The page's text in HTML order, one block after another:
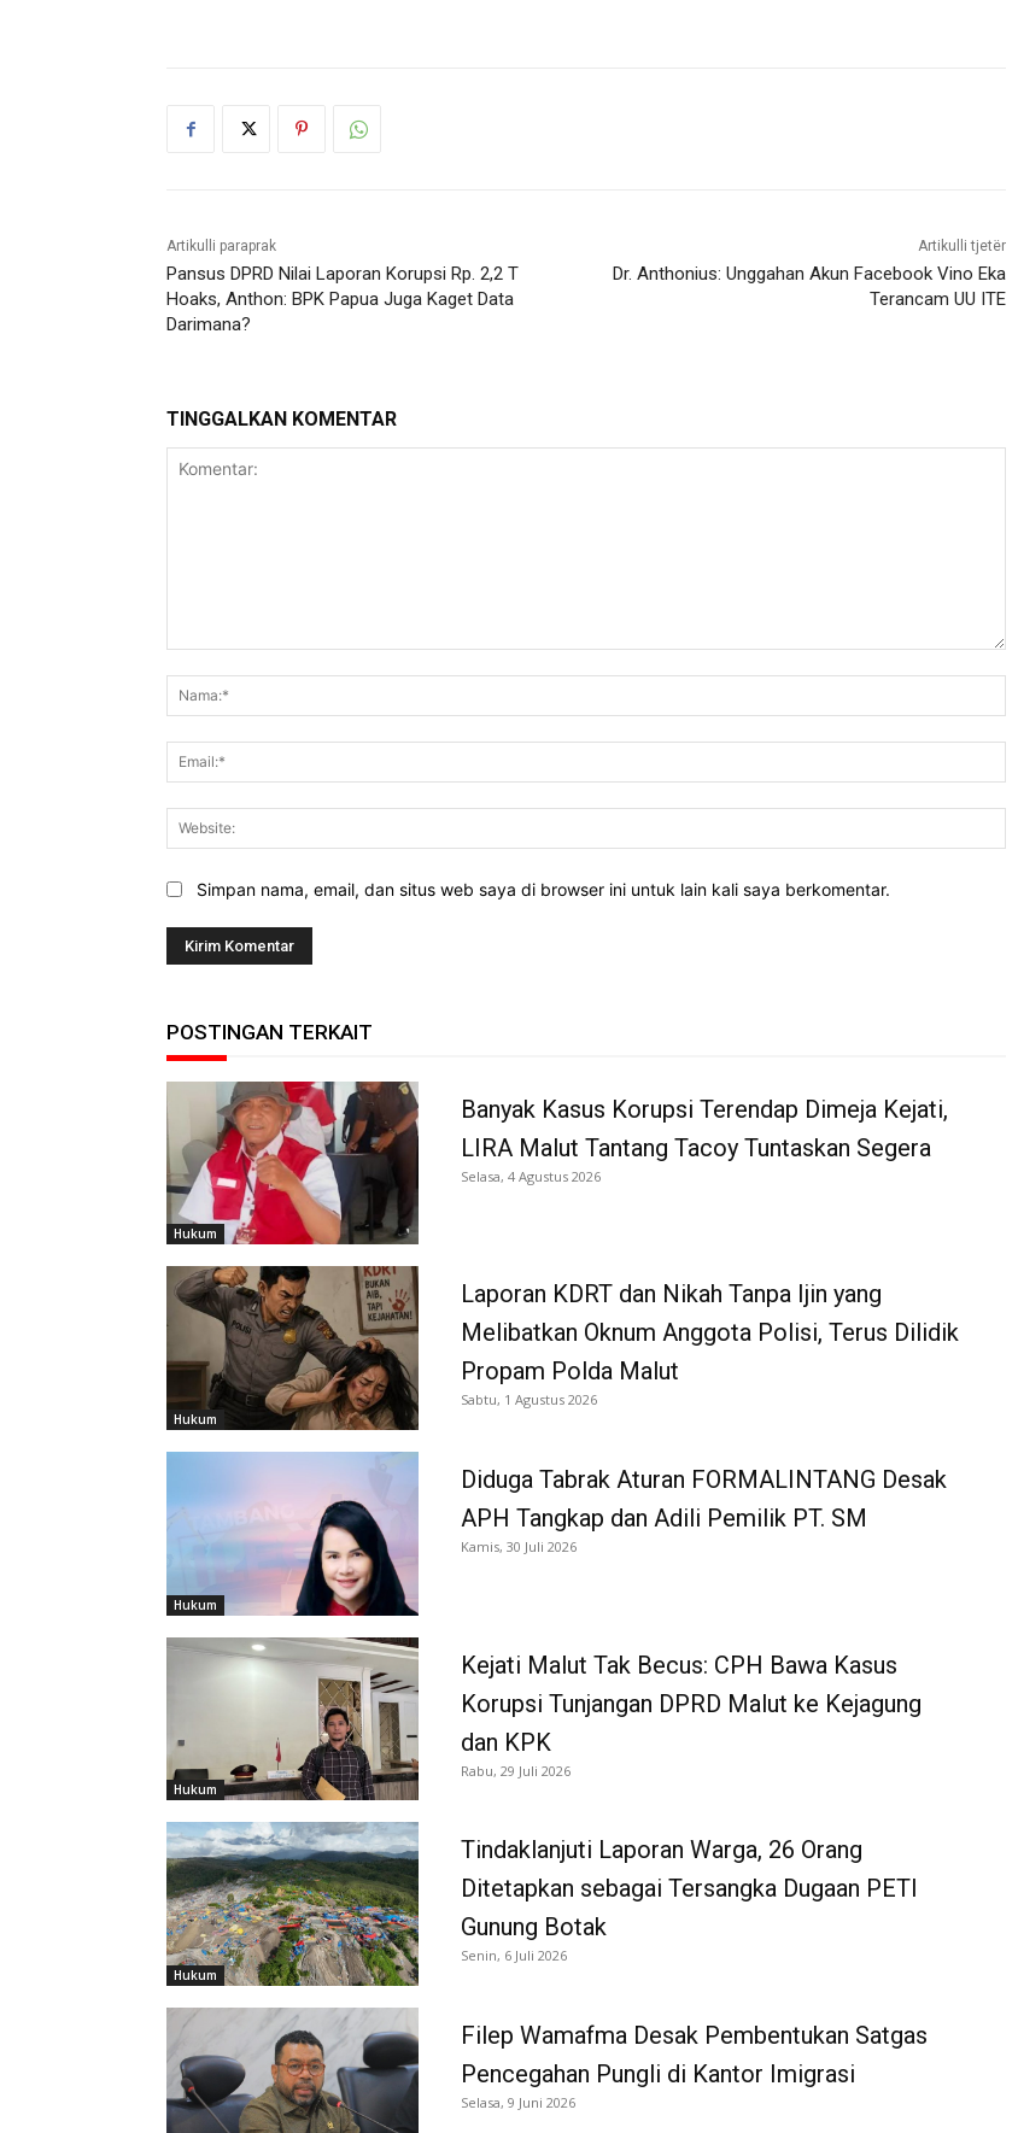
Artikulli paraprak
Pansus DPRD Nilai Laporan Korupsi Rp. 2,2 T
Hoaks, Anthon: BPK Papua Juga Kaget Data
Darimana?
Artikulli tjetër
Dr. Anthonius: Unggahan Akun Facebook Vino Eka
Terancam UU ITE
TINGGALKAN KOMENTAR
Simpan nama, email, dan situs web saya di browser ini untuk lain kali saya berkomentar.
POSTINGAN TERKAIT
Hukum
Banyak Kasus Korupsi Terendap Dimeja Kejati,
LIRA Malut Tantang Tacoy Tuntaskan Segera
Selasa, 4 Agustus 2026
Hukum
Laporan KDRT dan Nikah Tanpa Ijin yang
Melibatkan Oknum Anggota Polisi, Terus Dilidik
Propam Polda Malut
Sabtu, 1 Agustus 2026
Hukum
Diduga Tabrak Aturan FORMALINTANG Desak
APH Tangkap dan Adili Pemilik PT. SM
Kamis, 30 Juli 2026
Hukum
Kejati Malut Tak Becus: CPH Bawa Kasus
Korupsi Tunjangan DPRD Malut ke Kejagung
dan KPK
Rabu, 29 Juli 2026
Hukum
Tindaklanjuti Laporan Warga, 26 Orang
Ditetapkan sebagai Tersangka Dugaan PETI
Gunung Botak
Senin, 6 Juli 2026
Filep Wamafma Desak Pembentukan Satgas
Pencegahan Pungli di Kantor Imigrasi
Selasa, 9 Juni 2026